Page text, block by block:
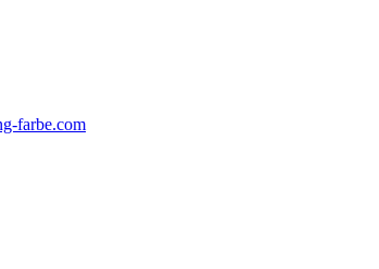
farbe.com